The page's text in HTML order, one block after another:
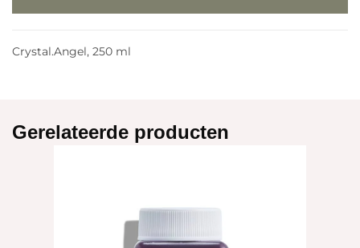
Crystal.Angel, 250 ml
Gerelateerde producten